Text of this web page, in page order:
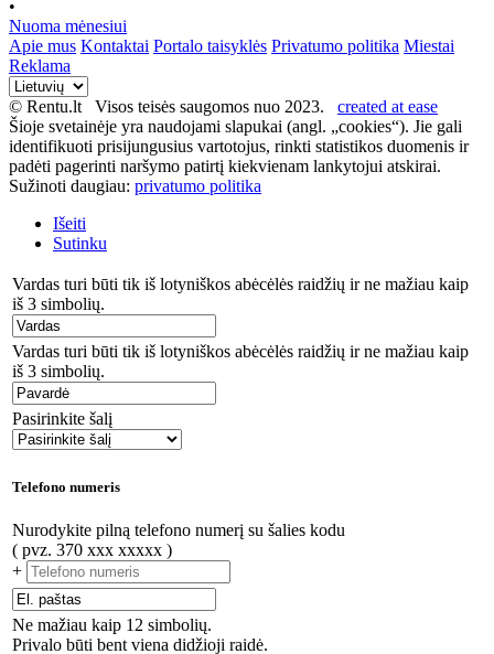
•
Nuoma mėnesiui
Apie mus Kontaktai Portalo taisyklės Privatumo politika Miestai
Reklama
© Rentu.lt Visos teisės saugomos nuo 2023. created at ease
Šioje svetainėje yra naudojami slapukai (angl. „cookies“). Jie gali
identifikuoti prisijungusius vartotojus, rinkti statistikos duomenis ir
padėti pagerinti naršymo patirtį kiekvienam lankytojui atskirai.
Sužinoti daugiau: privatumo politika
Išeiti
Sutinku
Vardas turi būti tik iš lotyniškos abėcėlės raidžių ir ne mažiau kaip
iš 3 simbolių.
Vardas turi būti tik iš lotyniškos abėcėlės raidžių ir ne mažiau kaip
iš 3 simbolių.
Pasirinkite šalį
Telefono numeris
Nurodykite pilną telefono numerį su šalies kodu
( pvz. 370 xxx xxxxx )
+
Ne mažiau kaip 12 simbolių.
Privalo būti bent viena didžioji raidė.